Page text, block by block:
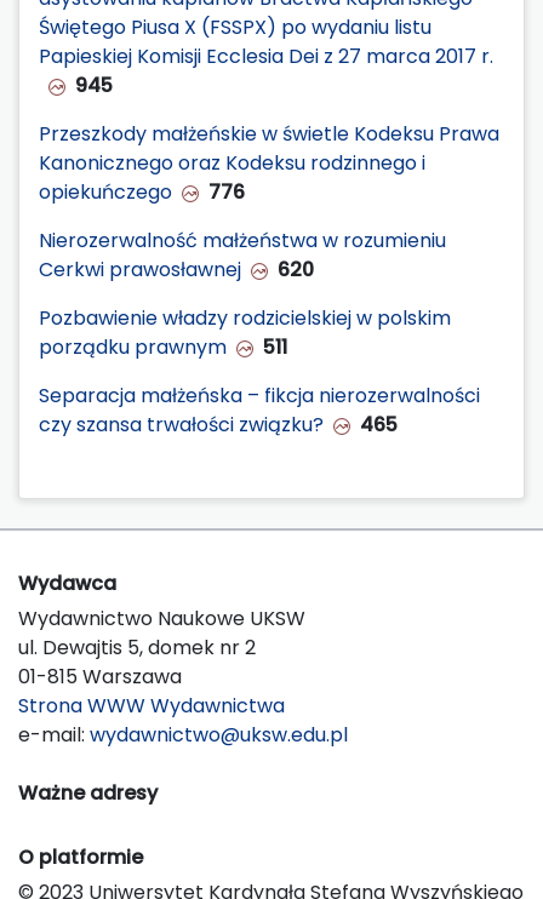
Świętego Piusa X (FSSPX) po wydaniu listu
Papieskiej Komisji Ecclesia Dei z 27 marca 2017 r.
945
Przeszkody małżeńskie w świetle Kodeksu Prawa
Kanonicznego oraz Kodeksu rodzinnego i
opiekuńczego
776
Nierozerwalność małżeństwa w rozumieniu
Cerkwi prawosławnej
620
Pozbawienie władzy rodzicielskiej w polskim
porządku prawnym
511
Separacja małżeńska – fikcja nierozerwalności
czy szansa trwałości związku?
465
Wydawca
Wydawnictwo Naukowe UKSW
ul. Dewajtis 5, domek nr 2
01-815 Warszawa
Strona WWW Wydawnictwa
e-mail: wydawnictwo@uksw.edu.pl
Ważne adresy
O platformie
© 2023 Uniwersytet Kardynała Stefana Wyszyńskiego